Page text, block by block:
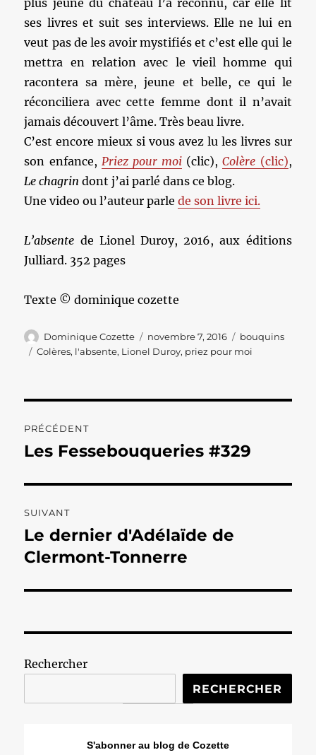
plus jeune du château l’a reconnu, car elle lit
ses livres et suit ses interviews. Elle ne lui en
veut pas de les avoir mystifiés et c’est elle qui le
mettra en relation avec le vieil homme qui
racontera sa mère, jeune et belle, ce qui le
réconciliera avec cette femme dont il n’avait
jamais découvert l’âme. Très beau livre.
C’est encore mieux si vous avez lu les livres sur
son enfance, Priez pour moi (clic),Colère (clic),
Le chagrindont j’ai parlé dans ce blog.
Une video ou l’auteur parlede son livre ici.
L’absente de Lionel Duroy, 2016, aux éditions
Julliard. 352 pages
Texte © dominique cozette
Auteur
Dominique Cozette
Publié
le
novembre 7, 2016 Catégories
bouquins
Étiquettes
Colères, l'absente, Lionel Duroy, priez pour moi
de
PRÉCÉDENT
Publication
Les Fessebouqueries #329
SUIVANT
Publication
suivante :
Le dernier d'Adélaïde de
Clermont-Tonnerre
Rechercher
RECHERCHER
S'abonner au blog de Cozette